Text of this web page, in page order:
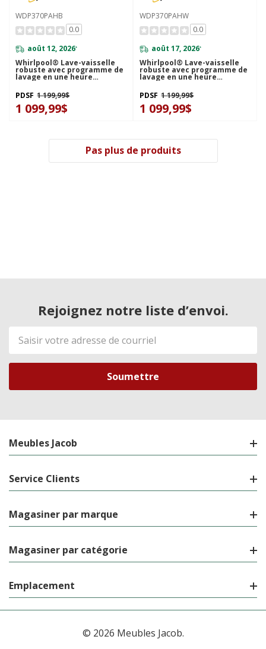
WDP370PAHB
0.0
août 12, 2026*
Whirlpool® Lave-vaisselle
robuste avec programme de
lavage en une heure
WDP370PAHB
PDSF 1 199,99$
1 099,99$
WDP370PAHW
0.0
août 17, 2026*
Whirlpool® Lave-vaisselle
robuste avec programme de
lavage en une heure
WDP370PAHW
PDSF 1 199,99$
1 099,99$
Pas plus de produits
Rejoignez notre liste d’envoi.
Adresse
de
courriel
Meubles Jacob
Service Clients
Magasiner par marque
Magasiner par catégorie
Emplacement
© 2026 Meubles Jacob.